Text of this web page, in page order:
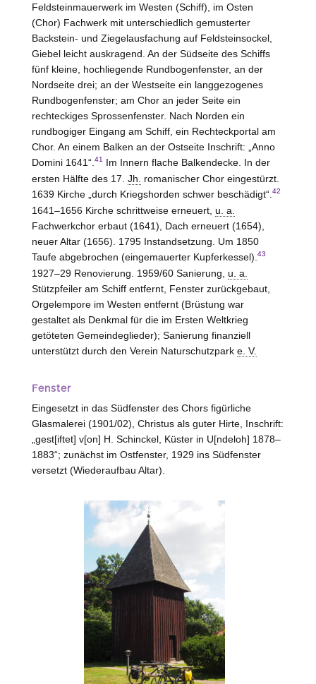
Feldsteinmauerwerk im Westen (Schiff), im Osten
(Chor) Fachwerk mit unterschiedlich gemusterter
Backstein- und Ziegelausfachung auf Feldsteinsockel,
Giebel leicht auskragend. An der Südseite des Schiffs
fünf kleine, hochliegende Rundbogenfenster, an der
Nordseite drei; an der Westseite ein langgezogenes
Rundbogenfenster; am Chor an jeder Seite ein
rechteckiges Sprossenfenster. Nach Norden ein
rundbogiger Eingang am Schiff, ein Rechteckportal am
Chor. An einem Balken an der Ostseite Inschrift: „Anno
Domini 1641“. 41
Im Innern flache Balkendecke. In der
ersten Hälfte des 17. Jh.
romanischer Chor eingestürzt.
1639 Kirche „durch Kriegshorden schwer beschädigt“. 42
1641–1656 Kirche schrittweise erneuert, u. a.
Fachwerkchor erbaut (1641), Dach erneuert (1654),
neuer Altar (1656). 1795 Instandsetzung. Um 1850
Taufe abgebrochen (eingemauerter Kupferkessel). 43
1927–29 Renovierung. 1959/60 Sanierung, u. a.
Stützpfeiler am Schiff entfernt, Fenster zurückgebaut,
Orgelempore im Westen entfernt (Brüstung war
gestaltet als Denkmal für die im Ersten Weltkrieg
getöteten Gemeindeglieder); Sanierung finanziell
unterstützt durch den Verein Naturschutzpark e. V.
Fenster
Eingesetzt in das Südfenster des Chors figürliche
Glasmalerei (1901/02), Christus als guter Hirte, Inschrift:
„gest[iftet] v[on] H. Schinckel, Küster in U[ndeloh] 1878–
1883“; zunächst im Ostfenster, 1929 ins Südfenster
versetzt (Wiederaufbau Altar).